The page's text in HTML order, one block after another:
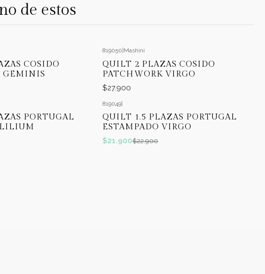
de estos
COSIDO
GEMINIS
819050 Mashini
QUILT 2 PLAZAS COSIDO
PATCHWORK VIRGO
$27.900
PORTUGAL
LILIUM
819049|
QUILT 1.5 PLAZAS PORTUGAL
ESTAMPADO VIRGO
$21.900$22.900